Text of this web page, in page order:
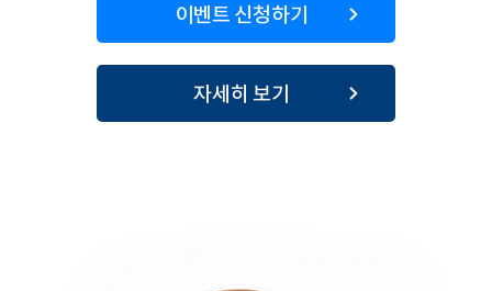
이벤트 신청하기
자세히 보기